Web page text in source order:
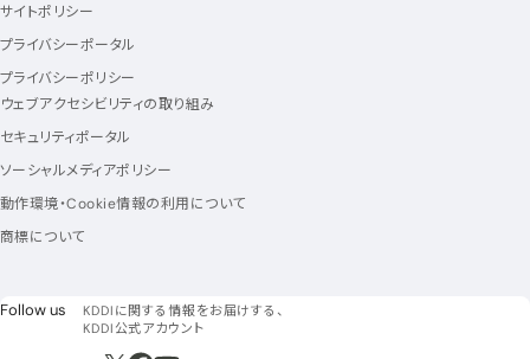
サイトポリシー
プライバシーポータル
プライバシーポリシー
ウェブアクセシビリティの取り組み
セキュリティポータル
ソーシャルメディアポリシー
動作環境・Cookie情報の利用について
商標について
Follow us フォローアス
KDDIに関する情報をお届けする、
KDDI公式アカウント